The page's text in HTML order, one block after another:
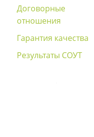
Договорные
отношения
Гарантия качества
Результаты СОУТ